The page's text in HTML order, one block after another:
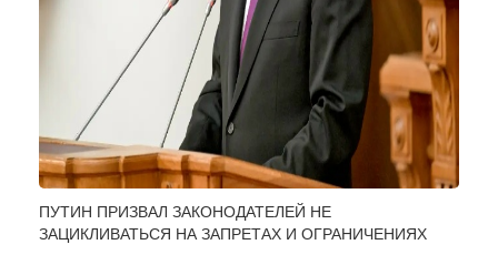
ПУТИН ПРИЗВАЛ ЗАКОНОДАТЕЛЕЙ НЕ
ЗАЦИКЛИВАТЬСЯ НА ЗАПРЕТАХ И ОГРАНИЧЕНИЯХ